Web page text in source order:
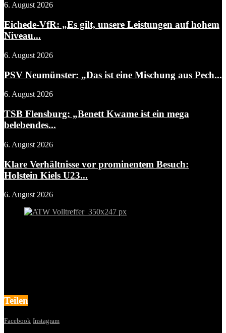
6. August 2026
Eichede-VfR: „Es gilt, unsere Leistungen auf hohem
Niveau...
6. August 2026
PSV Neumünster: „Das ist eine Mischung aus Pech...
6. August 2026
TSB Flensburg: „Benett Kwame ist ein mega
belebendes...
6. August 2026
Klare Verhältnisse vor prominentem Besuch:
Holstein Kiels U23...
6. August 2026
Teilen
Facebook Instagram